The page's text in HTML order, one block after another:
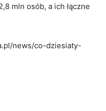
mln osób, a ich łączne
news/co-dziesiaty-